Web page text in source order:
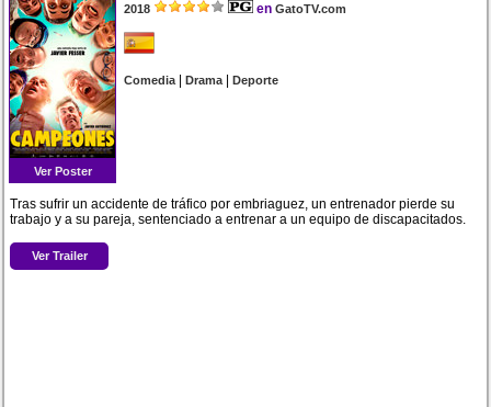
Ver Poster
2018 en GatoTV.com
Comedia|Drama|Deporte
Tras sufrir un accidente de tráfico por embriaguez, un entrenador pierde su
trabajo y a su pareja, sentenciado a entrenar a un equipo de discapacitados.
Ver Trailer